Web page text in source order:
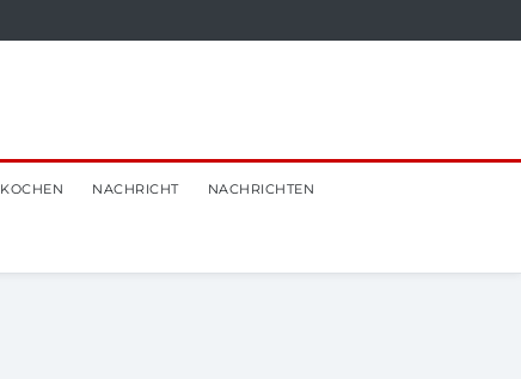
KOCHEN NACHRICHT NACHRICHTEN